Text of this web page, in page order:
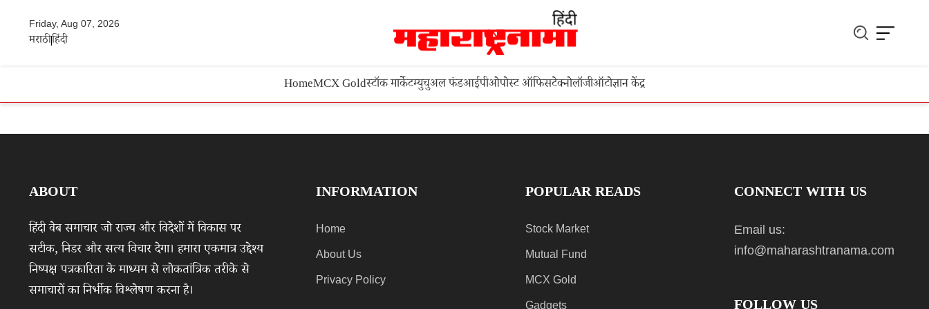
Friday, Aug 07, 2026
मराठीहिंदी
HomeMCX Goldस्टॉक मार्केटम्युचुअल फंडआईपीओपोस्ट ऑफिसटेक्नोलॉजीऑटोज्ञान केंद्र
ABOUT
हिंदी वेब समाचार जो राज्य और विदेशों में विकास पर
सटीक, निडर और सत्य विचार देगा। हमारा एकमात्र उद्देश्य
निष्पक्ष पत्रकारिता के माध्यम से लोकतांत्रिक तरीके से
समाचारों का निर्भीक विश्लेषण करना है।
INFORMATION
Home
About Us
Privacy Policy
POPULAR READS
Stock Market
Mutual Fund
MCX Gold
Gadgets
CONNECT WITH US
Email us:
info@maharashtranama.com